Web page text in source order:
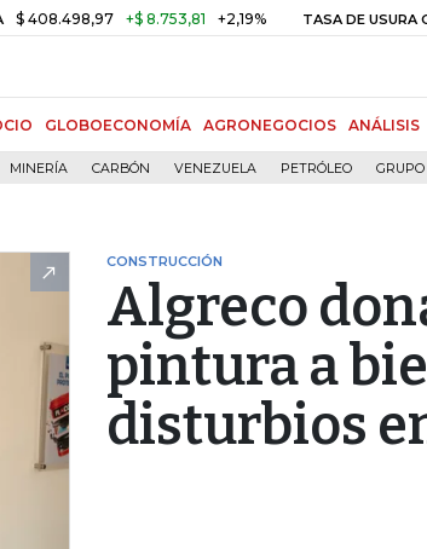
+$ 8.753,81 +2,19% TASA DE USURA
GLOBOECONOMÍA AGRONEGOCIOS ANÁLISIS
MINERÍA CARBÓN VENEZUELA PETRÓLEO
CONSTRUCCIÓN
Algreco
pintura a
disturbios